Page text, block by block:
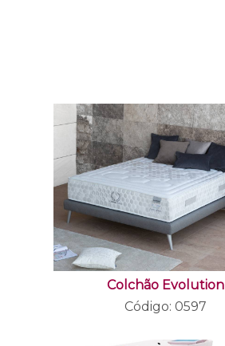
Colchão Evolution
Código: 0597